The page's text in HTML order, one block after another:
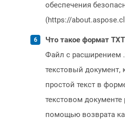
обеспечения
(https://
Что такое формат
Файл с расширением
текстовый документ,
простой текст в
текстовом документе
помощью возврата